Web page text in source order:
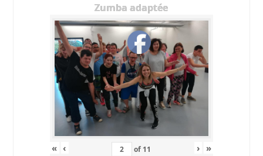
Zumba adaptée
« ‹ of 11 › »